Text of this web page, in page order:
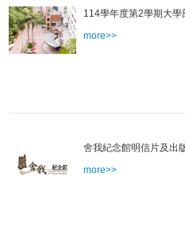
114學年度第2學期大
more>>
舍我紀念館明信片及出
more>>